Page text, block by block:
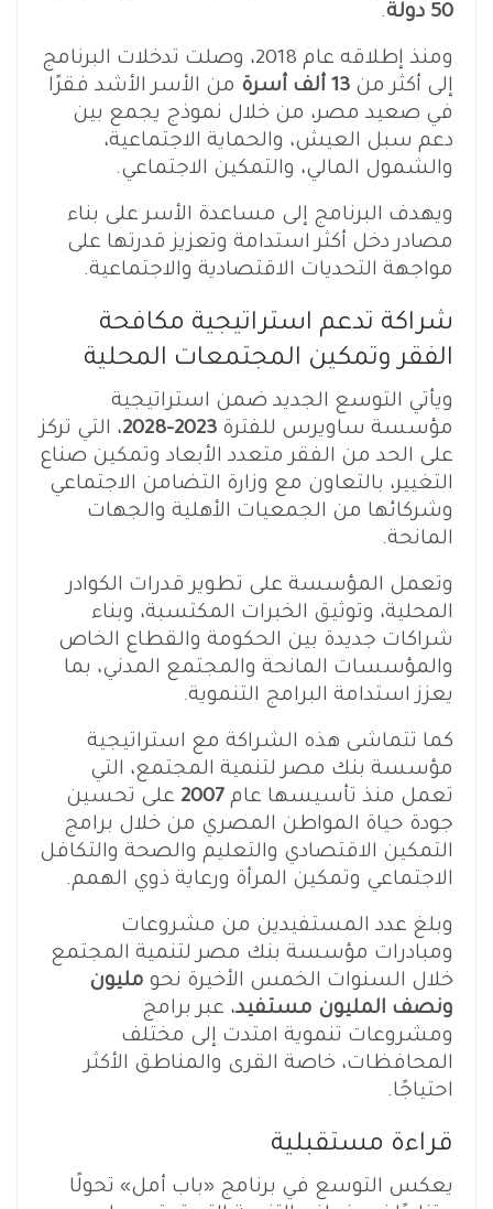
50 دولة
.
ومنذ إطلاقه عام 2018، وصلت تدخلات البرنامج
إلى أكثر من 13 ألف أسرة
من الأسر الأشد فقرًا
في صعيد مصر، من خلال نموذج يجمع بين
دعم سبل العيش، والحماية الاجتماعية،
والشمول المالي، والتمكين الاجتماعي.
ويهدف البرنامج إلى مساعدة الأسر على بناء
مصادر دخل أكثر استدامة وتعزيز قدرتها على
مواجهة التحديات الاقتصادية والاجتماعية.
شراكة تدعم استراتيجية مكافحة
الفقر وتمكين المجتمعات المحلية
ويأتي التوسع الجديد ضمن استراتيجية
مؤسسة ساويرس للفترة 2023–2028
، التي تركز
على الحد من الفقر متعدد الأبعاد وتمكين صناع
التغيير، بالتعاون مع وزارة التضامن الاجتماعي
وشركائها من الجمعيات الأهلية والجهات
المانحة.
وتعمل المؤسسة على تطوير قدرات الكوادر
المحلية، وتوثيق الخبرات المكتسبة، وبناء
شراكات جديدة بين الحكومة والقطاع الخاص
والمؤسسات المانحة والمجتمع المدني، بما
يعزز استدامة البرامج التنموية.
كما تتماشى هذه الشراكة مع استراتيجية
مؤسسة بنك مصر لتنمية المجتمع، التي
تعمل منذ تأسيسها عام 2007 على تحسين
جودة حياة المواطن المصري من خلال برامج
التمكين الاقتصادي والتعليم والصحة والتكافل
الاجتماعي وتمكين المرأة ورعاية ذوي الهمم.
وبلغ عدد المستفيدين من مشروعات
ومبادرات مؤسسة بنك مصر لتنمية المجتمع
خلال السنوات الخمس الأخيرة نحو مليون
ونصف المليون مستفيد، عبر برامج
ومشروعات تنموية امتدت إلى مختلف
المحافظات، خاصة القرى والمناطق الأكثر
احتياجًا.
قراءة مستقبلية
يعكس التوسع في برنامج «باب أمل» تحولًا